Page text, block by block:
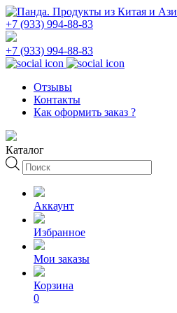
+7 (933) 994-88-83
+7 (933) 994-88-83
Отзывы
Контакты
Как оформить заказ ?
Каталог
Поиск
товаров
Аккаунт
Избранное
Мои заказы
Корзина
0